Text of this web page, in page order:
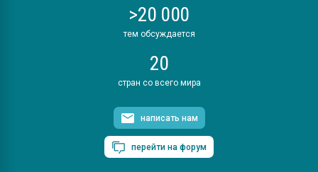
>20 000
тем обсуждается
20
стран со всего мира
написать нам
перейти на форум